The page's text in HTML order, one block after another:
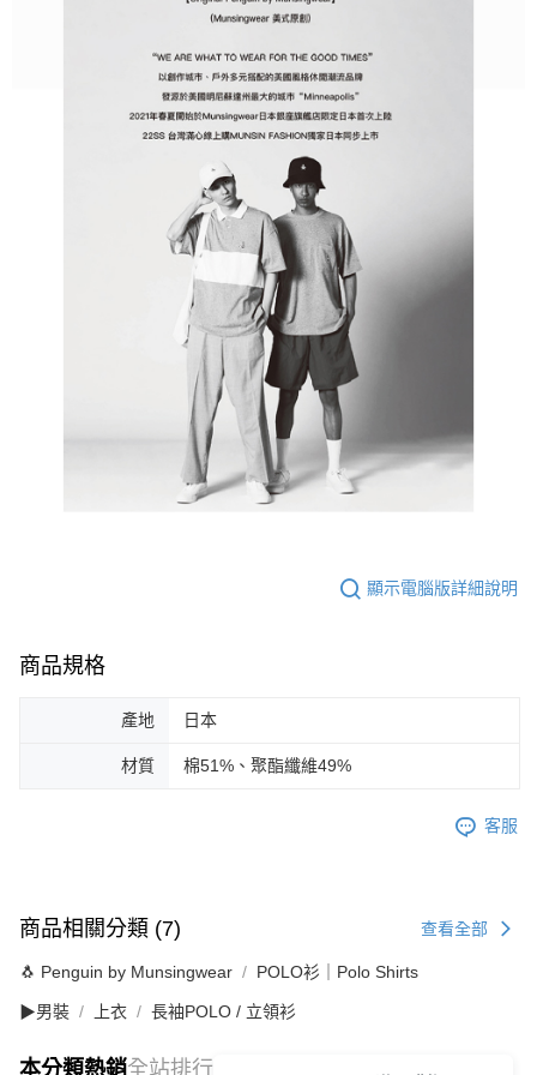
顯示電腦版詳細說明
商品規格
產地 日本
材質 棉51%、聚酯纖維49%
客服
商品相關分類 (7) 查看全部
🐧 Penguin by Munsingwear POLO衫｜Polo Shirts
▶男裝 上衣 長袖POLO / 立領衫
本分類熱銷全站排行